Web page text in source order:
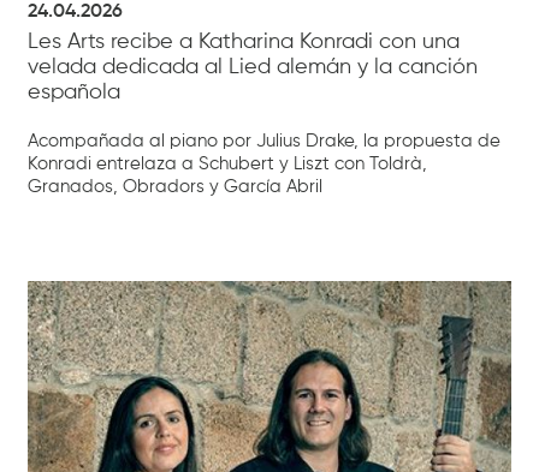
24.04.2026
Les Arts recibe a Katharina Konradi con una
velada dedicada al Lied alemán y la canción
española
Acompañada al piano por Julius Drake, la propuesta de
Konradi entrelaza a Schubert y Liszt con Toldrà,
Granados, Obradors y García Abril